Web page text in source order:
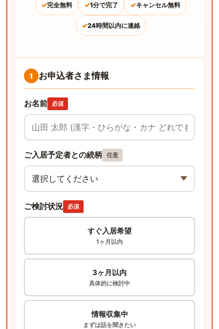
✓完全無料 ✓1分で完了 ✓キャンセル無料
✓24時間以内に連絡
1 お申込者さま情報
お名前 必須
ご入居予定者との続柄 任意
ご検討状況 必須
すぐ入居希望
1ヶ月以内
3ヶ月以内
具体的に検討中
情報収集中
まずは話を聞きたい